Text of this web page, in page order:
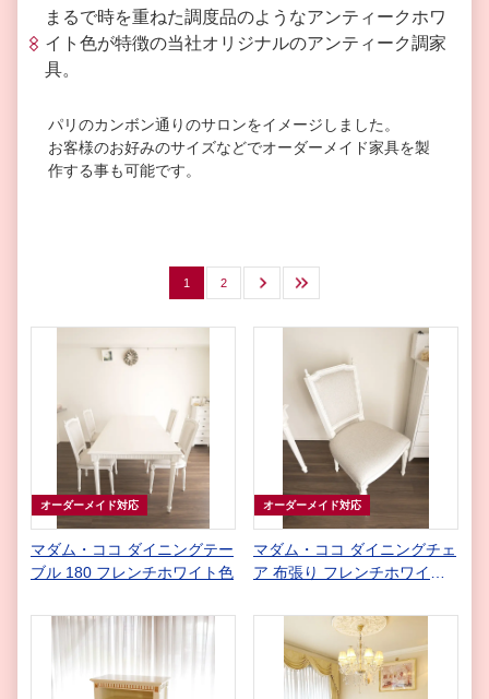
まるで時を重ねた調度品のようなアンティークホワ
イト色が特徴の当社オリジナルのアンティーク調家
具。
パリのカンボン通りのサロンをイメージしました。
お客様のお好みのサイズなどでオーダーメイド家具を製
作する事も可能です。
1 2 次へ 最後
オーダーメイド対応
マダム・ココ ダイニングテー
ブル 180 フレンチホワイト色
オーダーメイド対応
マダム・ココ ダイニングチェ
ア 布張り フレンチホワイト